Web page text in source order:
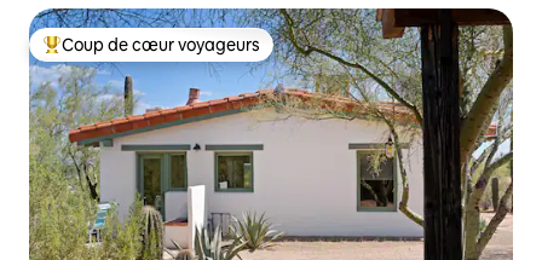
Coups de cœur voyageurs les plus appréciés
Coup de cœur voyageurs